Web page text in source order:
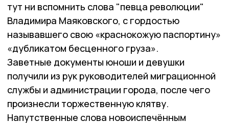
тут ни вспомнить слова "певца революции"
Владимира Маяковского, с гордостью
называвшего свою «краснокожую паспортину»
«дубликатом бесценного груза».
Заветные документы юноши и девушки
получили из рук руководителей миграционной
службы и администрации города, после чего
произнесли торжественную клятву.
Напутственные слова новоиспечённым